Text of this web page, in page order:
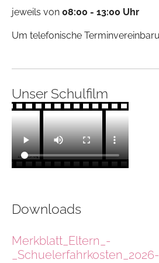
jeweils von 08:00 - 13:00 Uhr
Um telefonische
Unser Schulfilm
Downloads
Merkblatt_Eltern_-